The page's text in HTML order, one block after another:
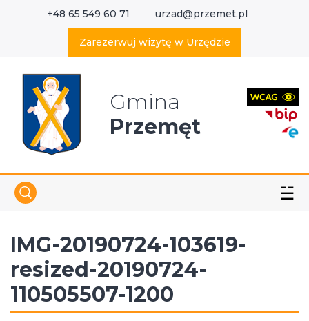
+48 65 549 60 71 urzad@przemet.pl
Zarezerwuj wizytę w Urzędzie
Gmina
Przemęt
☱
IMG-20190724-103619-
resized-20190724-
110505507-1200
Wyszukaj w serwisie